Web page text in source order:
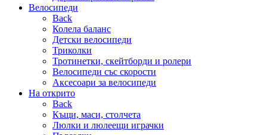
Велосипеди
Back
Колела баланс
Детски велосипеди
Триколки
Тротинетки, скейтборди и ролери
Велосипеди със скорости
Аксесоари за велосипеди
На открито
Back
Къщи, маси, столчета
Люлки и люлеещи играчки